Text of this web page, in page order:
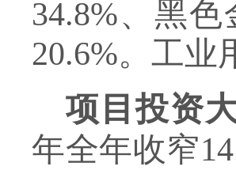
34.8%、黑
20.6%。工业
项目投资
年全年收窄